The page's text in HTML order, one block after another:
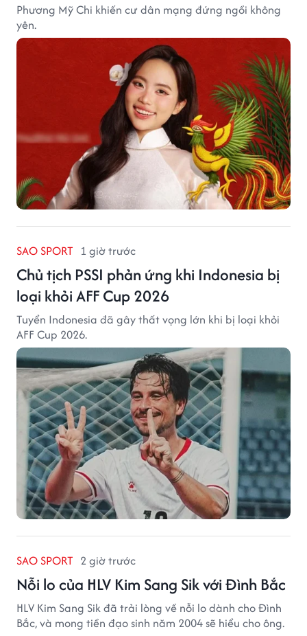
Phương Mỹ Chi khiến cư dân mạng đứng ngồi không
yên.
SAO SPORT 1 giờ trước
Chủ tịch PSSI phản ứng khi Indonesia bị
loại khỏi AFF Cup 2026
Tuyển Indonesia đã gây thất vọng lớn khi bị loại khỏi
AFF Cup 2026.
SAO SPORT 2 giờ trước
Nỗi lo của HLV Kim Sang Sik với Đình Bắc
HLV Kim Sang Sik đã trải lòng về nỗi lo dành cho Đình
Bắc, và mong tiền đạo sinh năm 2004 sẽ hiểu cho ông.